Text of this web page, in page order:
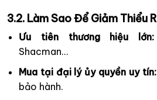
3.2. Làm Sao Để Giảm Thiểu
Ưu tiên thương hiệu lớn:
Shacman…
Mua tại đại lý ủy quyền uy tín:
bảo hành.